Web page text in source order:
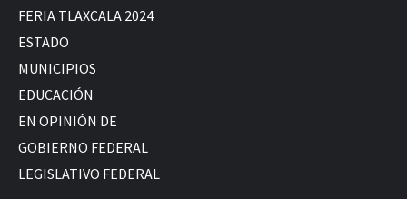
FERIA TLAXCALA 2024
ESTADO
MUNICIPIOS
EDUCACIÓN
EN OPINIÓN DE
GOBIERNO FEDERAL
LEGISLATIVO FEDERAL